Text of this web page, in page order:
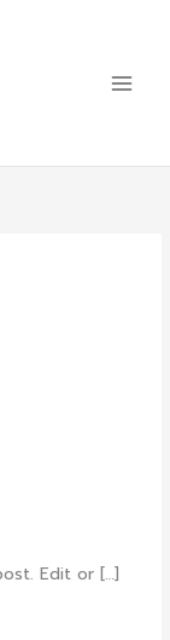
Edit or […]